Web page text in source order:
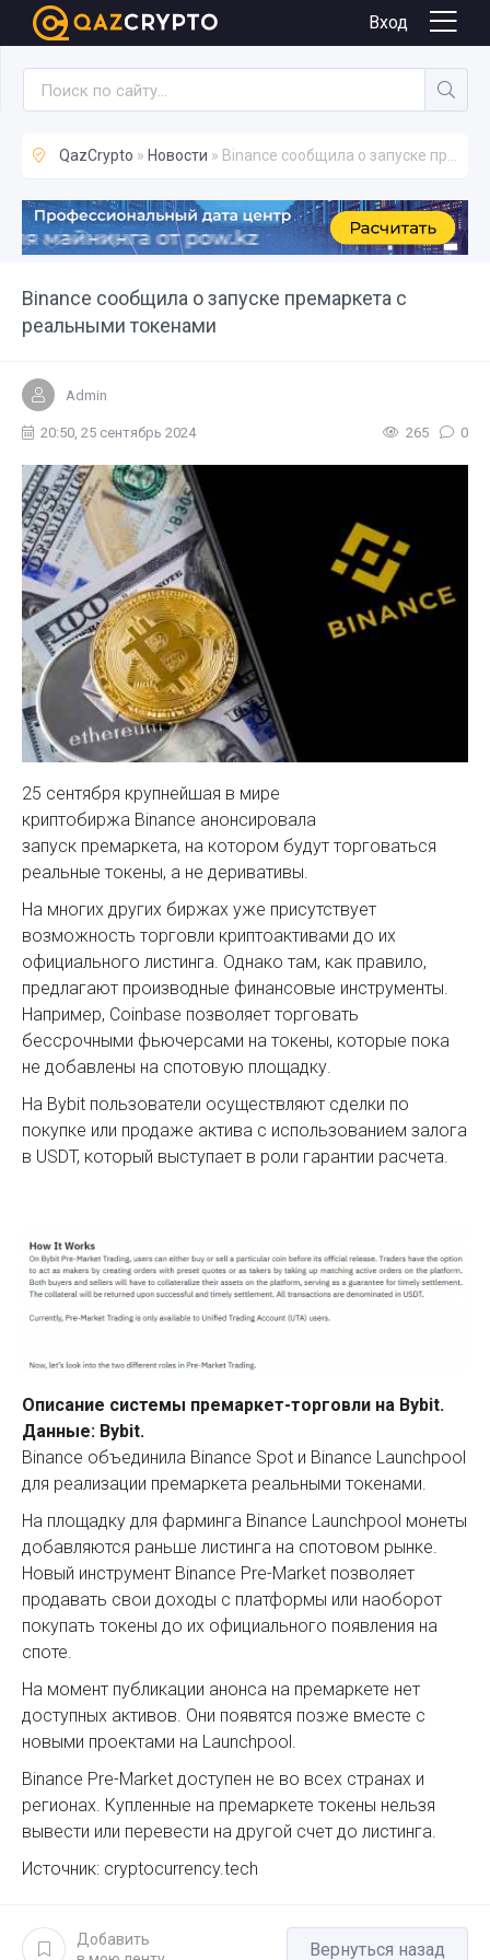
Вход
QazCrypto » Новости » Binance сообщила о запуске премаркета с реальными токенами
Binance сообщила о запуске премаркета с
реальными токенами
Новости
Admin
20:50, 25 сентябрь 2024 265 0
25 сентября крупнейшая в мире
криптобиржа Binance анонсировала
запуск премаркета, на котором будут торговаться
реальные токены, а не деривативы.
На многих других биржах уже присутствует
возможность торговли криптоактивами до их
официального листинга. Однако там, как правило,
предлагают производные финансовые инструменты.
Например, Coinbase позволяет торговать
бессрочными фьючерсами на токены, которые пока
не добавлены на спотовую площадку.
На Bybit пользователи осуществляют сделки по
покупке или продаже актива с использованием залога
в USDT, который выступает в роли гарантии расчета.
Описание системы премаркет-торговли на Bybit.
Данные: Bybit.
Binance объединила Binance Spot и Binance Launchpool
для реализации премаркета реальными токенами.
На площадку для фарминга Binance Launchpool монеты
добавляются раньше листинга на спотовом рынке.
Новый инструмент Binance Pre-Market позволяет
продавать свои доходы с платформы или наоборот
покупать токены до их официального появления на
споте.
На момент публикации анонса на премаркете нет
доступных активов. Они появятся позже вместе с
новыми проектами на Launchpool.
Binance Pre-Market доступен не во всех странах и
регионах. Купленные на премаркете токены нельзя
вывести или перевести на другой счет до листинга.
Источник: cryptocurrency.tech
Добавить
Вернуться назад